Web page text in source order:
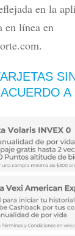
en la
en línea en
A